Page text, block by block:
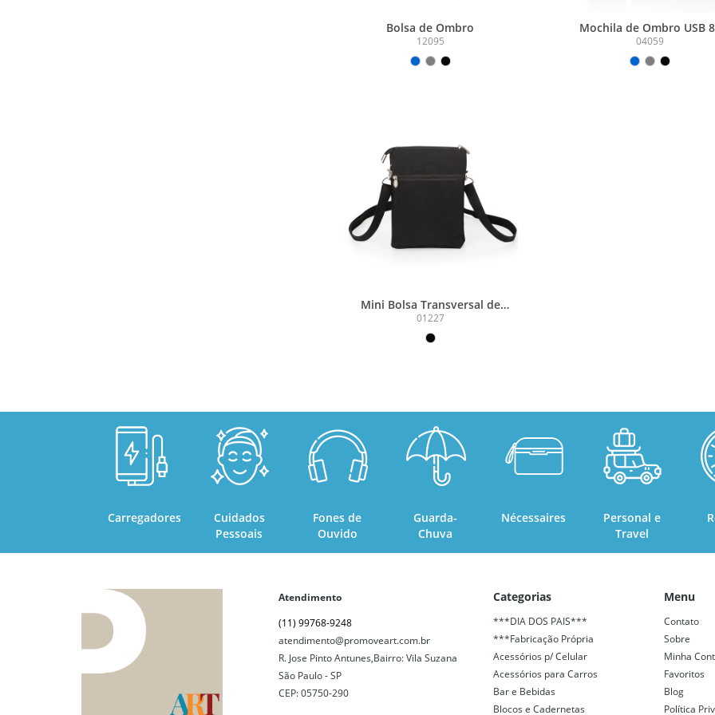
Bolsa de Ombro
12095
Mochila de Ombro USB
04059
Mini Bolsa Transversal de
Nylon 1L
01227
Carregadores
Cuidados
Pessoais
Fones de
Ouvido
Guarda-
Chuva
Nécessaires
Personal e
Travel
Atendimento
(11) 99768-9248
atendimento@promoveart.com.br
R. Jose Pinto Antunes,Bairro: Vila Suzana
São Paulo - SP
CEP: 05750-290
Categorias
***DIA DOS PAIS***
***Fabricação Própria
Acessórios p/ Celular
Acessórios para Carros
Bar e Bebidas
Blocos e Cadernetas
Menu
Contato
Sobre
Minha
Favoritos
Blog
Política